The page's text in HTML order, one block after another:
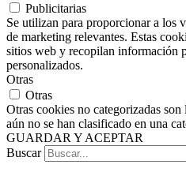
Publicitarias
Se utilizan para proporcionar a los
de marketing relevantes. Estas
sitios web y recopilan información
personalizados.
Otras
Otras
Otras cookies no categorizadas son
aún no se han clasificado en una
GUARDAR Y ACEPTAR
Buscar